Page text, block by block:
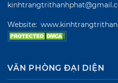
Website:
VĂN PHÒNG ĐẠI DIỆN